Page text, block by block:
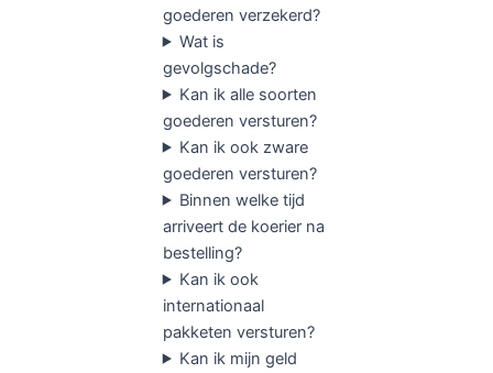
goederen verzekerd?
Wat is
gevolgschade?
Kan ik alle soorten
goederen versturen?
Kan ik ook zware
goederen versturen?
Binnen welke tijd
arriveert de koerier na
bestelling?
Kan ik ook
internationaal
pakketen versturen?
Kan ik mijn geld